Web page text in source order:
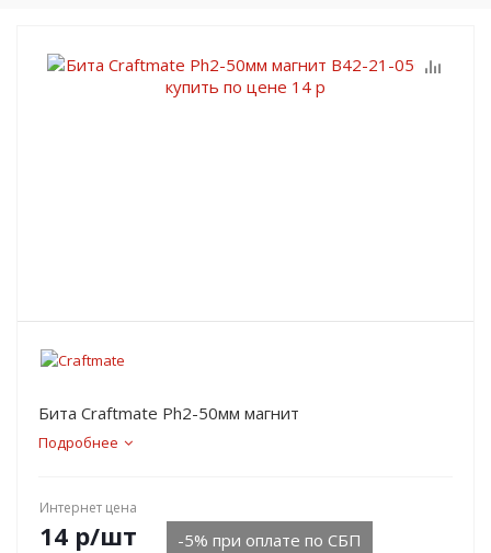
Бита Craftmate Ph2-50мм магнит
Подробнее
Интернет цена
14 р/шт -5% при оплате по СБП